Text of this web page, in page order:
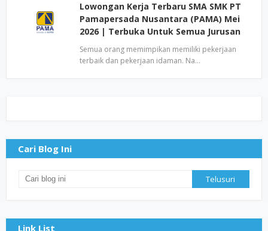
Lowongan Kerja Terbaru SMA SMK PT
Pamapersada Nusantara (PAMA) Mei
2026 | Terbuka Untuk Semua Jurusan
Semua orang memimpikan memiliki pekerjaan
terbaik dan pekerjaan idaman. Na…
Cari Blog Ini
Link List